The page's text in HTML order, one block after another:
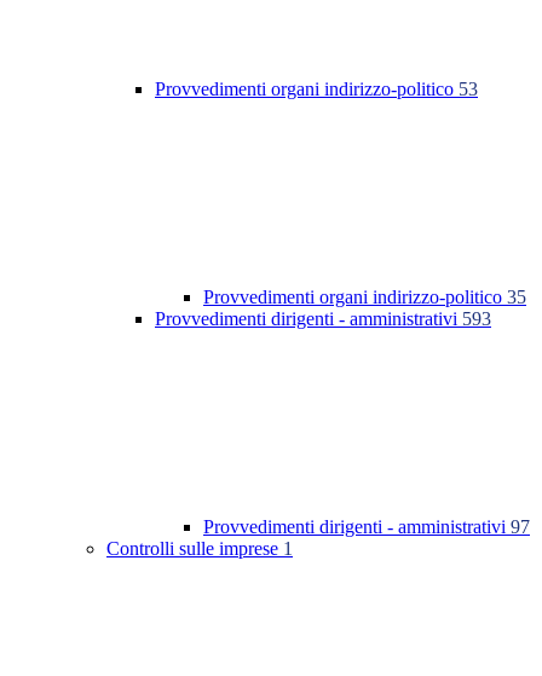
Provvedimenti organi indirizzo-politico 53
Provvedimenti organi indirizzo-politico 35
Provvedimenti dirigenti - amministrativi 593
Provvedimenti dirigenti - amministrativi 97
Controlli sulle imprese 1